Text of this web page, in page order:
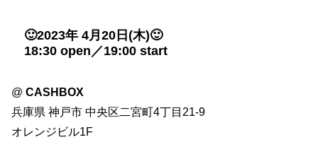
🙂2023年 4月20日(木)🙂
18:30 open／19:00 start
@ CASHBOX
兵庫県 神戸市 中央区二宮町4丁目21-9
オレンジビル1F